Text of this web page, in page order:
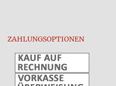
ZAHLUNGSOPTIONEN